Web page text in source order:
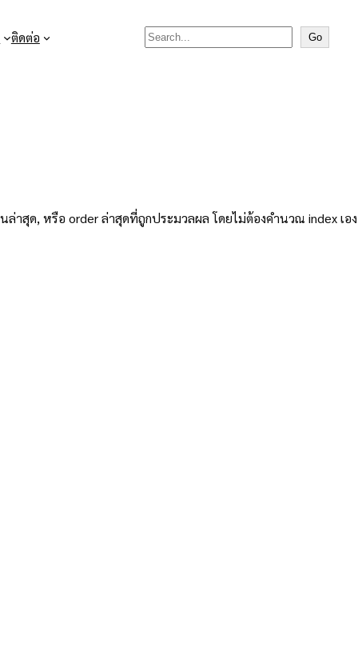
ติดต่อ Search Go
าสุด, หรือ order ล่าสุดที่ถูกประมวลผล โดยไม่ต้องคำนวณ index เอง